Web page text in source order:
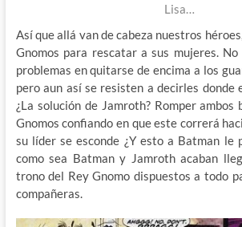
Lisa…
Así que allá van de cabeza nuestros
Gnomos para rescatar a sus mujeres. No
problemas en quitarse de encima a los
pero aun así se resisten a decirles donde
¿La solución de Jamroth? Romper ambos
Gnomos confiando en que este correrá
su líder se esconde ¿Y esto a Batman le
como sea Batman y Jamroth acaban
trono del Rey Gnomo dispuestos a todo
compañeras.